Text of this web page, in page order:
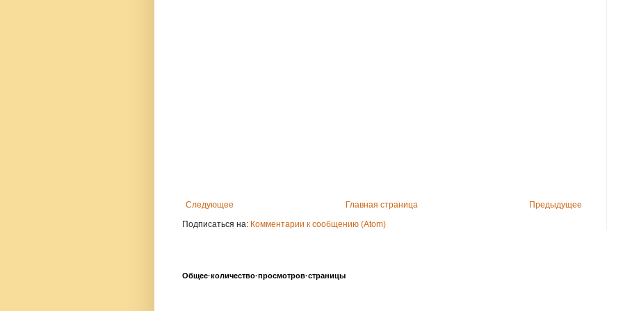
Следующее Предыдущее
Главная страница
Подписаться на: Комментарии к сообщению (Atom)
Общее·количество·просмотров·страницы